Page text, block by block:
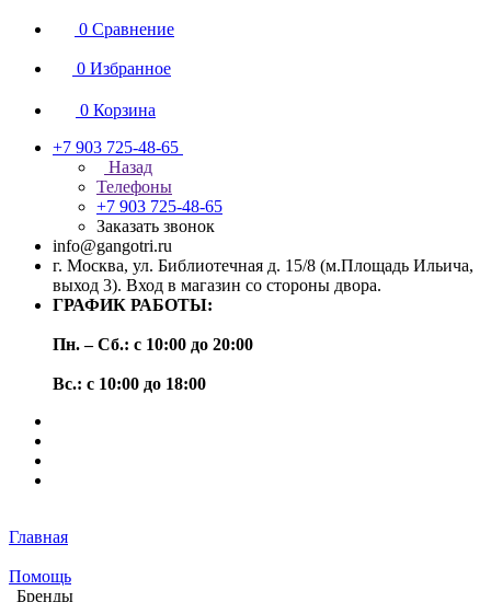
0 Сравнение
0 Избранное
0 Корзина
+7 903 725-48-65
Назад
Телефоны
+7 903 725-48-65
Заказать звонок
info@gangotri.ru
г. Москва, ул. Библиотечная д. 15/8 (м.Площадь Ильича,
выход 3). Вход в магазин со стороны двора.
ГРАФИК РАБОТЫ:
Пн. – Сб.: с 10:00 до 20:00
Вс.: с 10:00 до 18:00
Главная
Помощь
Бренды